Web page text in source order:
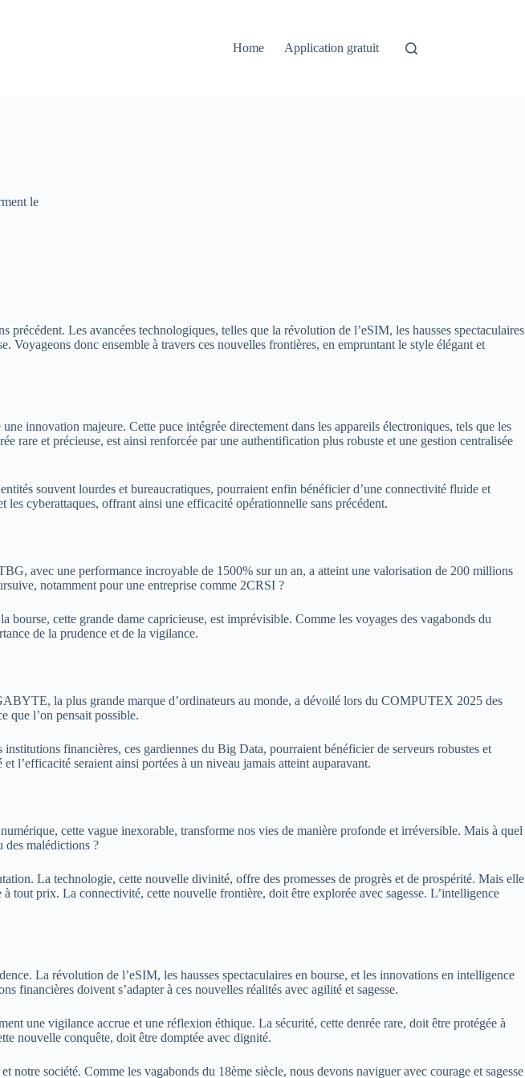
Home Application gratuit
le
Les avancées technologiques, telles que la révolution de l’eSIM, les hausses spectaculaires
donc ensemble à travers ces nouvelles frontières, en empruntant le style élégant et
innovation majeure. Cette puce intégrée directement dans les appareils électroniques, tels que les
rare et précieuse, est ainsi renforcée par une authentification plus robuste et une gestion centralisée
souvent lourdes et bureaucratiques, pourraient enfin bénéficier d’une connectivité fluide et
les cyberattaques, offrant ainsi une efficacité opérationnelle sans précédent.
avec une performance incroyable de 1500% sur un an, a atteint une valorisation de 200 millions
notamment pour une entreprise comme 2CRSI ?
cette grande dame capricieuse, est imprévisible. Comme les voyages des vagabonds du
de la prudence et de la vigilance.
la plus grande marque d’ordinateurs au monde, a dévoilé lors du COMPUTEX 2025 des
que l’on pensait possible.
financières, ces gardiennes du Big Data, pourraient bénéficier de serveurs robustes et
l’efficacité seraient ainsi portées à un niveau jamais atteint auparavant.
cette vague inexorable, transforme nos vies de manière profonde et irréversible. Mais à quel
des malédictions ?
La technologie, cette nouvelle divinité, offre des promesses de progrès et de prospérité. Mais elle
tout prix. La connectivité, cette nouvelle frontière, doit être explorée avec sagesse. L’intelligence
La révolution de l’eSIM, les hausses spectaculaires en bourse, et les innovations en intelligence
financières doivent s’adapter à ces nouvelles réalités avec agilité et sagesse.
une vigilance accrue et une réflexion éthique. La sécurité, cette denrée rare, doit être protégée à
nouvelle conquête, doit être domptée avec dignité.
société. Comme les vagabonds du 18ème siècle, nous devons naviguer avec courage et sagesse